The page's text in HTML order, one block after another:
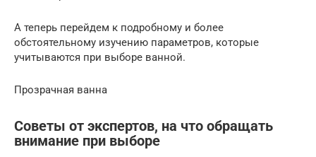
А теперь перейдем к подробному и более
обстоятельному изучению параметров, которые
учитываются при выборе ванной.
Прозрачная ванна
Советы от экспертов, на что обращать
внимание при выборе